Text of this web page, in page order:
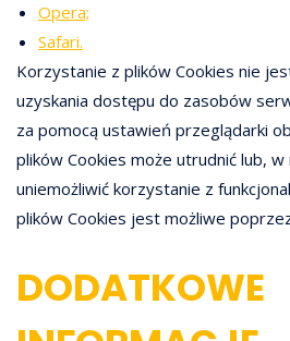
Opera;
Safari.
Korzystanie z plików Cookies nie
uzyskania dostępu do zasobów
za pomocą ustawień przeglądarki
plików Cookies może utrudnić lub,
uniemożliwić korzystanie z
plików Cookies jest możliwe
DODATKOWE